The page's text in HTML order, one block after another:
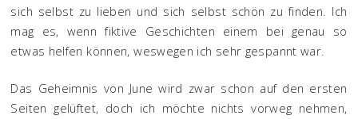
sich selbst zu lieben und sich selbst schön zu finden. Ich
mag es, wenn fiktive Geschichten einem bei genau so
etwas helfen können, weswegen ich sehr gespannt war.
Das Geheimnis von June wird zwar schon auf den ersten
Seiten gelüftet, doch ich möchte nichts vorweg nehmen,